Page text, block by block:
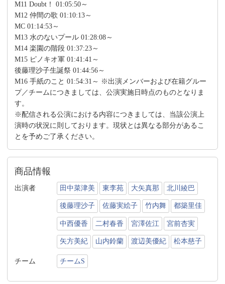
M11 Doubt！ 01:05:50～
M12 仲間の歌 01:10:13～
MC 01:14:53～
M13 水のないプール 01:28:08～
M14 楽園の階段 01:37:23～
M15 ピノキオ軍 01:41:41～
後藤理沙子生誕祭 01:44:56～
M16 手紙のこと 01:54:31～ ※出演メンバーおよび在籍グルー
プ／チームにつきましては、公演実施日時点のものとなりま
す。
※配信される公演における内容につきましては、当該公演上
演時の状況に則しております。現状とは異なる部分があるこ
とを予めご了承ください。
商品情報
出演者 田中菜津美 東李苑 大矢真那 北川綾巴
後藤理沙子 佐藤実絵子 竹内舞 都築里佳
中西優香 二村春香 宮澤佐江 宮前杏実
矢方美紀 山内鈴蘭 渡辺美優紀 松本慈子
チーム チームS